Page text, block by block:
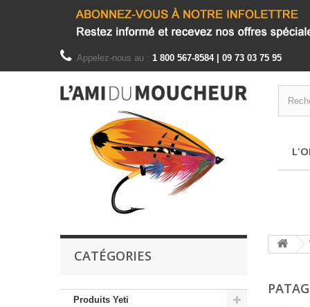
Appelez-nous au : 1 800 567-8584 | 09 73 03 75 95
CATÉGORIES
Produits Yeti